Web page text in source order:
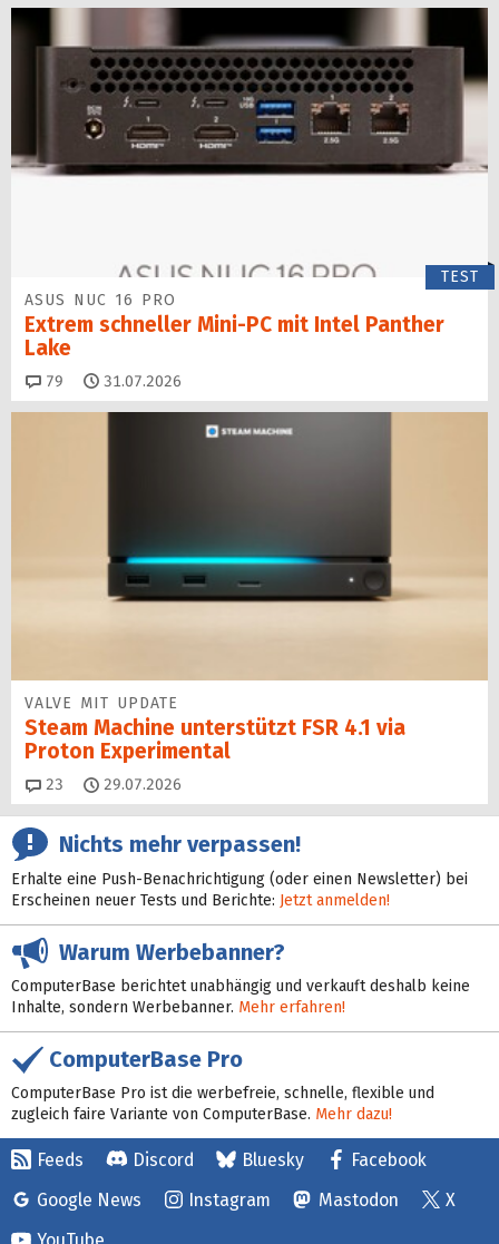
TEST
ASUS NUC 16 PRO
Extrem schneller Mini-PC mit Intel Panther
Lake
79 Kommentare
31.07.2026
VALVE MIT UPDATE
Steam Machine unterstützt FSR 4.1 via
Proton Experimental
23 Kommentare
29.07.2026
Nichts mehr verpassen!
Erhalte eine Push-Benachrichtigung (oder einen Newsletter) bei
Erscheinen neuer Tests und Berichte: Jetzt anmelden!
Warum Werbebanner?
ComputerBase berichtet unabhängig und verkauft deshalb keine
Inhalte, sondern Werbebanner. Mehr erfahren!
ComputerBase Pro
ComputerBase Pro ist die werbefreie, schnelle, flexible und
zugleich faire Variante von ComputerBase. Mehr dazu!
Feeds Discord Bluesky
Facebook
Google News
Instagram Mastodon
X